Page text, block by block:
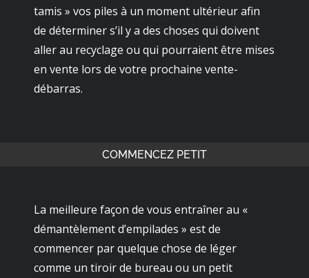
tamis » vos piles à un moment ultérieur afin
de déterminer s’il y a des choses qui doivent
aller au recyclage ou qui pourraient être mises
en vente lors de votre prochaine vente-
débarras.
COMMENCEZ PETIT
La meilleure façon de vous entraîner au «
démantèlement d’empilades » est de
commencer par quelque chose de léger
comme un tiroir de bureau ou un petit